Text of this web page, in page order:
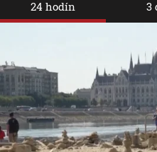
24 hodín 3